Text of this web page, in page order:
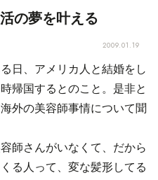
の夢を叶える
2009.01.19
日、 アメリカ人と結婚をし
帰国するとのこと。是非と
外の美容師事情について聞
師さんがいなくて、だから
る人って、変な髪形してる